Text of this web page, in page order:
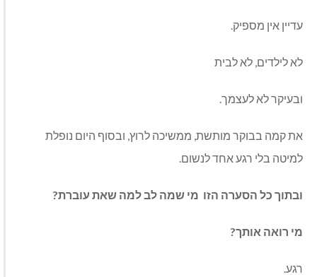
עדיין אין מספיק.
לא לילדים, לא לבית
ובעיקר לא לעצמך.
את קמה בבוקר מותשת, ממשיכה לרוץ, ובסוף היום נופלת
למיטה בלי רגע אחד לנשום.
ובתוך כל הסערה הזו מי שמה לב למה שאת עוברת?
מי רואה אותך?
רגע.